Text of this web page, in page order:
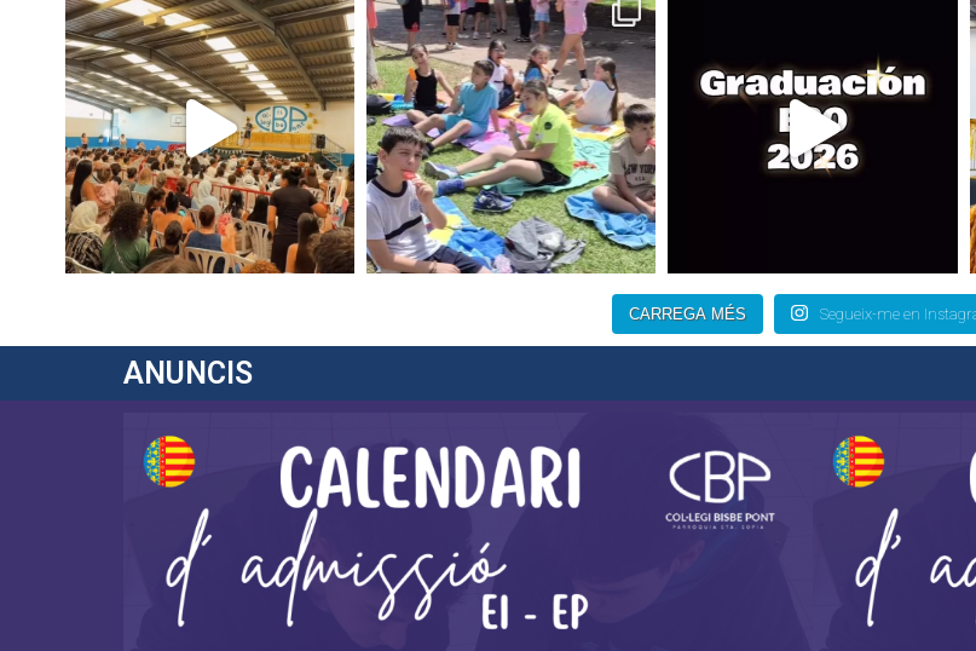
CARREGA MÉS Segueix-me en
ANUNCIS